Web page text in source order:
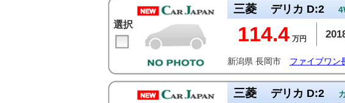
選択
三菱 デリカ D:2
114.4 万円
新潟県 長岡市 ファイブワン
三菱 デリカ D:2